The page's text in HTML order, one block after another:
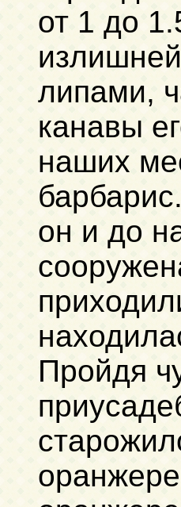
от 1 до
липами,
канавы
наших
он и до
Пройдя